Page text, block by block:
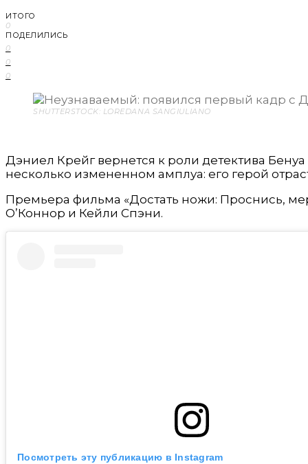
ИТОГО
0
ПОДЕЛИЛИСЬ
0
0
0
SHUTTERSTOCK: LOREDANA SANGIULIANO
Дэниел Крейг вернется к роли детектива
несколько измененном амплуа: его герой
Премьера фильма «Достать ножи: Проснись,
О’Коннор и Кейли Спэни.
Посмотреть эту публикацию в Instagram